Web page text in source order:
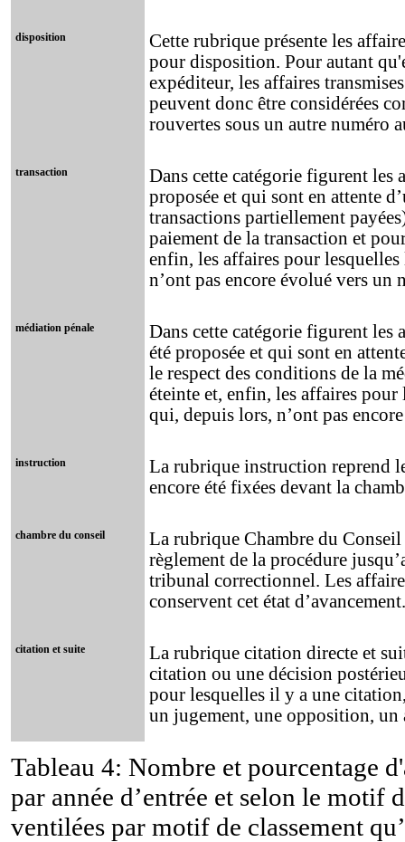
disposition
Cette rubrique présente les
pour disposition. Pour autant
expéditeur, les affaires
peuvent donc être considérées
rouvertes sous un autre numéro
transaction
Dans cette catégorie figurent les
proposée et qui sont en attente
transactions partiellement
paiement de la transaction et
enfin, les affaires pour
n’ont pas encore évolué vers un
médiation pénale
Dans cette catégorie figurent les
été proposée et qui sont en
le respect des conditions de la
éteinte et, enfin, les affaires pour
qui, depuis lors, n’ont pas
instruction
La rubrique instruction reprend
encore été fixées devant la
chambre du conseil
La rubrique Chambre du
règlement de la procédure
tribunal correctionnel. Les
conservent cet état d’avancement.
citation et suite
La rubrique citation directe et
citation ou une décision
pour lesquelles il y a une
un jugement, une opposition, un
Tableau 4: Nombre et pourcentage
par année d’entrée et selon le motif
ventilées par motif de classement